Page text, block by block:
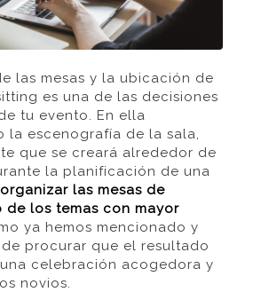
las mesas y la ubicación de
es una de las decisiones
tu evento. En ella
la escenografía de la sala,
que se creará alrededor de
la planificación de una
organizar las mesas de
de los temas con mayor
ya hemos mencionado y
procurar que el resultado
celebración acogedora y
novios.